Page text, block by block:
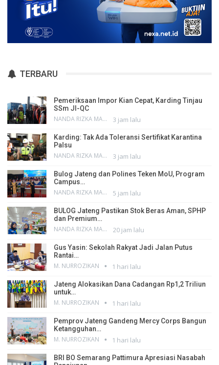
TERBARU
Pemeriksaan Impor Kian Cepat, Karding Tinjau
SSm JI-QC
NANDA RIZKA MAHENDRA 3 jam lalu
Karding: Tak Ada Toleransi Sertifikat Karantina
Palsu
NANDA RIZKA MAHENDRA 3 jam lalu
Bulog Jateng dan Polines Teken MoU, Program
Campus…
NANDA RIZKA MAHENDRA 5 jam lalu
BULOG Jateng Pastikan Stok Beras Aman, SPHP
dan Premium…
NANDA RIZKA MAHENDRA 20 jam lalu
Gus Yasin: Sekolah Rakyat Jadi Jalan Putus
Rantai…
M. NURROZIKAN 1 hari lalu
Jateng Alokasikan Dana Cadangan Rp1,2 Triliun
untuk…
M. NURROZIKAN 1 hari lalu
Pemprov Jateng Gandeng Mercy Corps Bangun
Ketangguhan…
M. NURROZIKAN 1 hari lalu
BRI BO Semarang Pattimura Apresiasi Nasabah